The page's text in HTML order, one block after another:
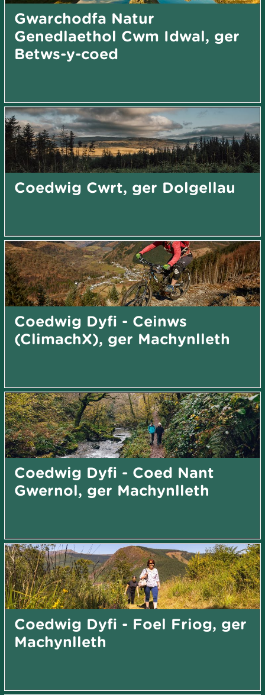
Gwarchodfa Natur
Genedlaethol Cwm Idwal, ger
Betws-y-coed
Coedwig Cwrt, ger Dolgellau
Coedwig Dyfi - Ceinws
(ClimachX), ger Machynlleth
Coedwig Dyfi - Coed Nant
Gwernol, ger Machynlleth
Coedwig Dyfi - Foel Friog, ger
Machynlleth